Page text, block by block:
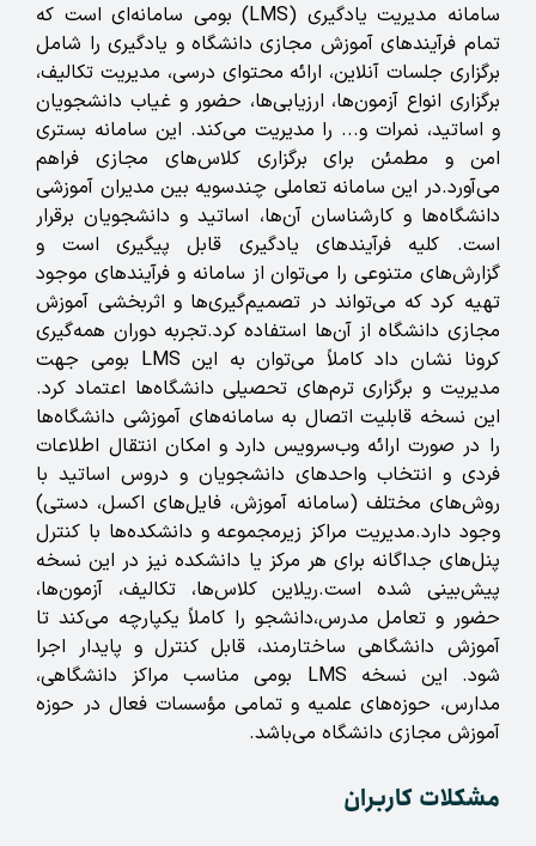
سامانه مدیریت یادگیری (LMS) بومی سامانه‌ای است که
تمام فرآیندهای آموزش مجازی دانشگاه و یادگیری را شامل
برگزاری جلسات آنلاین، ارائه محتوای درسی، مدیریت تکالیف،
برگزاری انواع آزمون‌ها، ارزیابی‌ها، حضور و غیاب دانشجویان
و اساتید، نمرات و... را مدیریت می‌کند. این سامانه بستری
امن و مطمئن برای برگزاری کلاس‌های مجازی فراهم
می‌آورد.در این سامانه تعاملی چندسویه بین مدیران آموزشی
دانشگاه‌ها و کارشناسان آن‌ها، اساتید و دانشجویان برقرار
است. کلیه فرآیندهای یادگیری قابل پیگیری است و
گزارش‌های متنوعی را می‌توان از سامانه و فرآیندهای موجود
تهیه کرد که می‌تواند در تصمیم‌گیری‌ها و اثربخشی آموزش
مجازی دانشگاه از آن‌ها استفاده کرد.تجربه دوران همه‌گیری
کرونا نشان داد کاملاً می‌توان به این LMS بومی جهت
مدیریت و برگزاری ترم‌های تحصیلی دانشگاه‌ها اعتماد کرد.
این نسخه قابلیت اتصال به سامانه‌های آموزشی دانشگاه‌ها
را در صورت ارائه وب‌سرویس دارد و امکان انتقال اطلاعات
فردی و انتخاب واحدهای دانشجویان و دروس اساتید با
روش‌های مختلف (سامانه آموزش، فایل‌های اکسل، دستی)
وجود دارد.مدیریت مراکز زیرمجموعه و دانشکده‌ها با کنترل
پنل‌های جداگانه برای هر مرکز یا دانشکده نیز در این نسخه
پیش‌بینی شده است.ریلاین کلاس‌ها، تکالیف، آزمون‌ها،
حضور و تعامل مدرس،دانشجو را کاملاً یکپارچه می‌کند تا
آموزش دانشگاهی ساختارمند، قابل کنترل و پایدار اجرا
شود.
این نسخه LMS بومی مناسب مراکز دانشگاهی،
مدارس، حوزه‌های علمیه و تمامی مؤسسات فعال در حوزه
آموزش مجازی دانشگاه می‌باشد.
مشکلات کاربران